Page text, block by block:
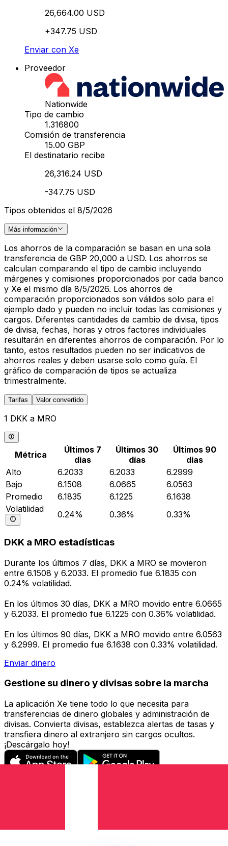
26,664.00 USD
+347.75 USD
Enviar con Xe
Proveedor
Nationwide
Tipo de cambio
1.316800
Comisión de transferencia
15.00 GBP
El destinatario recibe
26,316.24 USD
-347.75 USD
Tipos obtenidos el 8/5/2026
Más información
Los ahorros de la comparación se basan en una sola
transferencia de GBP 20,000 a USD. Los ahorros se
calculan comparando el tipo de cambio incluyendo
márgenes y comisiones proporcionados por cada banco
y Xe el mismo día 8/5/2026. Los ahorros de
comparación proporcionados son válidos solo para el
ejemplo dado y pueden no incluir todas las comisiones y
cargos. Diferentes cantidades de cambio de divisa, tipos
de divisa, fechas, horas y otros factores individuales
resultarán en diferentes ahorros de comparación. Por lo
tanto, estos resultados pueden no ser indicativos de
ahorros reales y deben usarse solo como guía. El
gráfico de comparación de tipos se actualiza
trimestralmente.
Tarifas Valor convertido
1 DKK a MRO
Métrica
Últimos 7
días
Últimos 30
días
Últimos 90
días
Alto
6.2033 6.2033
6.2999
Bajo
6.1508 6.0665
6.0563
Promedio
6.1835 6.1225
6.1638
Volatilidad
0.24% 0.36% 0.33%
DKK a MRO estadísticas
Durante los últimos 7 días, DKK a MRO se movieron
entre 6.1508 y 6.2033. El promedio fue 6.1835 con
0.24% volatilidad.
En los últimos 30 días, DKK a MRO movido entre 6.0665
y 6.2033. El promedio fue 6.1225 con 0.36% volatilidad.
En los últimos 90 días, DKK a MRO movido entre 6.0563
y 6.2999. El promedio fue 6.1638 con 0.33% volatilidad.
Enviar dinero
Gestione su dinero y divisas sobre la marcha
La aplicación Xe tiene todo lo que necesita para
transferencias de dinero globales y administración de
divisas. Convierta divisas, establezca alertas de tasas y
transfiera dinero al extranjero sin cargos ocultos.
¡Descárgalo hoy!